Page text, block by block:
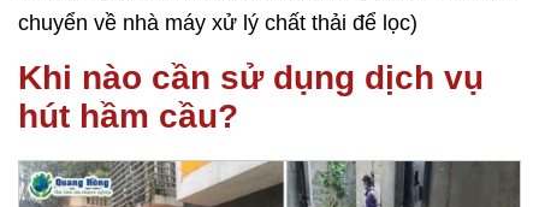
chuyển về nhà máy xử lý chất thải để lọc)
Khi nào cần sử dụng dịch vụ
hút hầm cầu?